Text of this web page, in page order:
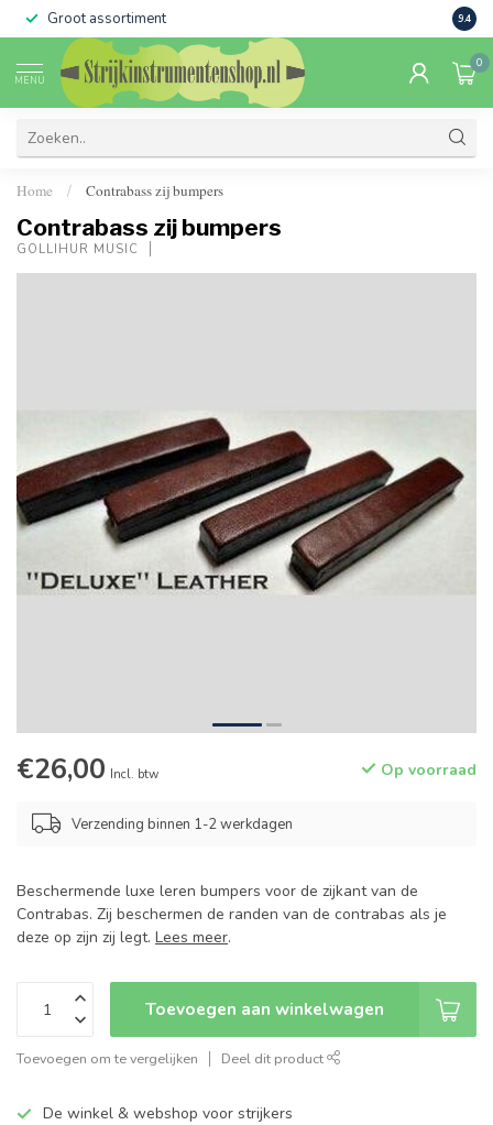
Groot assortiment 9.4
MENU
0
Home / Contrabass zij bumpers
Contrabass zij bumpers
GOLLIHUR MUSIC
€26,00 Incl. btw Op voorraad
Verzending binnen 1-2 werkdagen
Beschermende luxe leren bumpers voor de zijkant van de
Contrabas. Zij beschermen de randen van de contrabas als je
deze op zijn zij legt. Lees meer.
Toevoegen aan winkelwagen
Toevoegen om te vergelijken Deel dit product
De winkel & webshop voor strijkers